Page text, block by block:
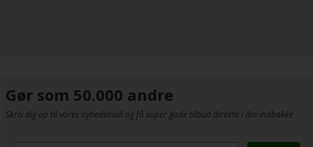
Gør som 50.000 andre
Skriv dig op til vores nyhedsmail og få super gode tilbud direkte i din indbakke